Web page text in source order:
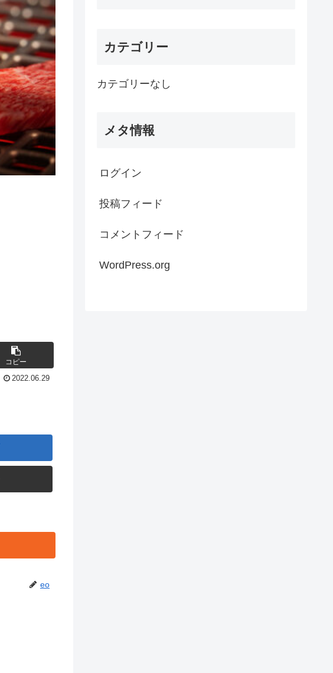
コピー
2022.06.29
eo
カテゴリー
カテゴリーなし
メタ情報
ログイン
投稿フィード
コメントフィード
WordPress.org